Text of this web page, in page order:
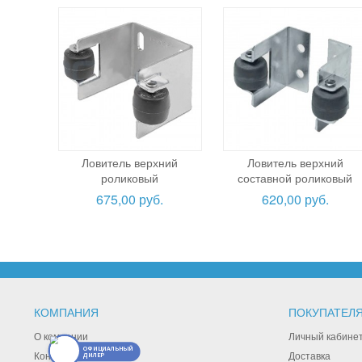
Ловитель верхний
роликовый
675,00 руб.
Ловитель верхний
составной роликовый
620,00 руб.
КОМПАНИЯ
О компании
Контакты
Личный
Доставка
ОФИЦИАЛЬНЫЙ
ДИЛЕР